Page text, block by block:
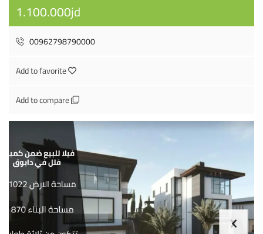
1.100.000jd
00962798790000
Add to favorite
Add to compare